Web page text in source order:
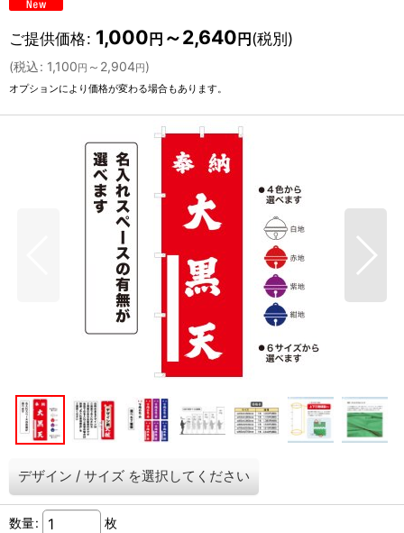
ご提供価格: 1,000 円 ～2,640 円 (税別)
(税込: 1,100 円 ～2,904円 )
オプションにより価格が変わる場合もあります。
デザイン / サイズ を選択してください
数量: 枚